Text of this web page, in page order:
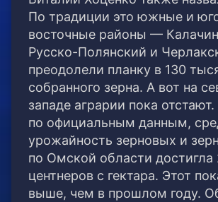
По традиции это южные и
восточные районы —
Русско-Полянский и
преодолели планку в 130
собранного зерна. А вот на
западе аграрии пока
по официальным данным,
урожайность зерновых и
по Омской области достигла
центнеров с гектара. Этот
выше, чем в прошлом году.